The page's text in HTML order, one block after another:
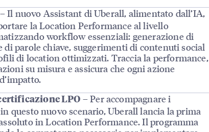
– Il nuovo Assistant di Uberall, alimentato dall’IA,
la Location Performance al livello
workflow essenziali: generazione di
di parole chiave, suggerimenti di contenuti social
di location ottimizzati. Traccia la performance,
su misura e assicura che ogni azione
LPO – Per accompagnare i
questo nuovo scenario, Uberall lancia la prima
in Location Performance. Il programma